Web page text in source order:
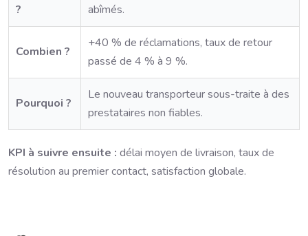
?
abîmés.
Combien ?
+40 % de réclamations, taux de retour
passé de 4 % à 9 %.
Pourquoi ?
Le nouveau transporteur sous-traite à des
prestataires non fiables.
KPI à suivre ensuite : délai moyen de livraison, taux de
résolution au premier contact, satisfaction globale.